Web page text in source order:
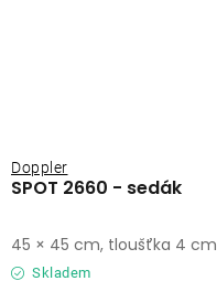
SPOT 2660 - sedák
Doppler
Skladem
45 × 45 cm, tloušťka 4 cm